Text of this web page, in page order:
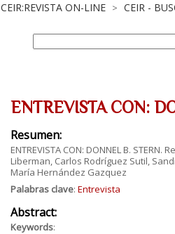
CEIR:REVISTA ON-LINE > CEIR -
ENTREVISTA CON:
Resumen:
ENTREVISTA CON: DONNEL B.
Liberman, Carlos Rodríguez Sutil,
María Hernández Gazquez
Palabras clave: Entrevista
Abstract:
Keywords: